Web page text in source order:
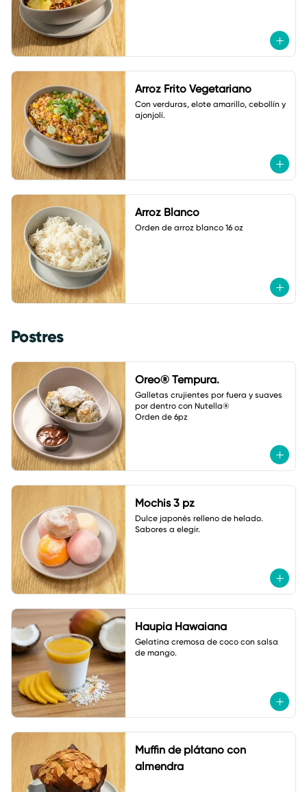
Arroz Frito Vegetariano
Con verduras, elote amarillo, cebollín y
ajonjolí.
Arroz Blanco
Orden de arroz blanco 16 oz
Postres
Oreo® Tempura.
Galletas crujientes por fuera y suaves
por dentro con Nutella®
Orden de 6pz
Mochis 3 pz
Dulce japonés relleno de helado.
Sabores a elegir.
Haupia Hawaiana
Gelatina cremosa de coco con salsa
de mango.
Muffin de plátano con
almendra